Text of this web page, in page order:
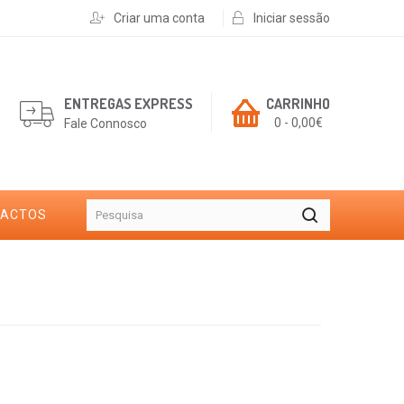
Criar uma conta Iniciar sessão
CARRINHO
0 - 0,00€
ENTREGAS EXPRESS
Fale Connosco